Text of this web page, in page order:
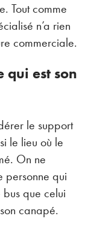
Tout comme
n’a rien
commerciale.
qui est son
le support
le lieu où le
On ne
personne qui
que celui
canapé.